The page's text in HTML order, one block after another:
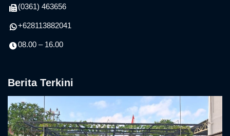
(0361) 463656
+628113882041
08.00 – 16.00
Berita Terkini